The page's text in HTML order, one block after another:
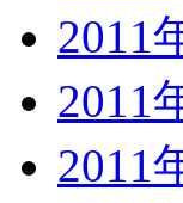
2011
2011
2011